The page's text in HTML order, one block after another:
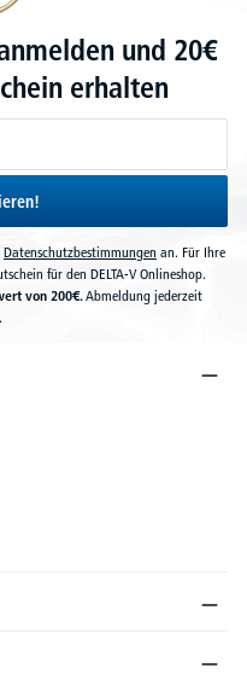
und 20€
erhalten
Datenschutzbestimmungen an. Für Ihre
für den DELTA-V Onlineshop.
von 200€.Abmeldung jederzeit